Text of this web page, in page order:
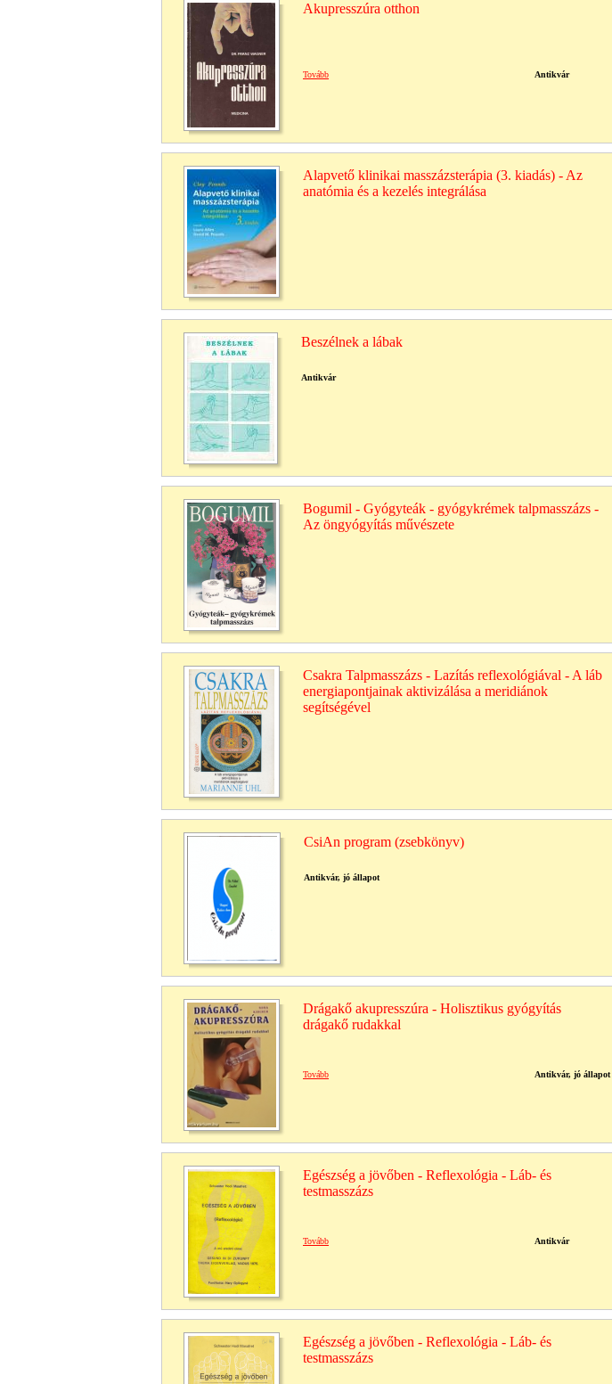
Akupresszúra otthon
Tovább Antikvár
Alapvető klinikai masszázsterápia (3. kiadás) - Az
anatómia és a kezelés integrálása
Beszélnek a lábak
Antikvár
Bogumil - Gyógyteák - gyógykrémek talpmasszázs -
Az öngyógyítás művészete
Csakra Talpmasszázs - Lazítás reflexológiával - A láb
energiapontjainak aktivizálása a meridiánok
segítségével
CsiAn program (zsebkönyv)
Antikvár, jó állapot
Drágakő akupresszúra - Holisztikus gyógyítás
drágakő rudakkal
Tovább Antikvár, jó állapot
Egészség a jövőben - Reflexológia - Láb- és
testmasszázs
Tovább Antikvár
Egészség a jövőben - Reflexológia - Láb- és
testmasszázs